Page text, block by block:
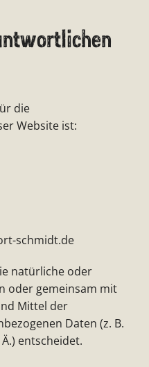
die
Website ist:
schmidt.de
natürliche oder
oder gemeinsam mit
Mittel der
Daten (z. B.
entscheidet.